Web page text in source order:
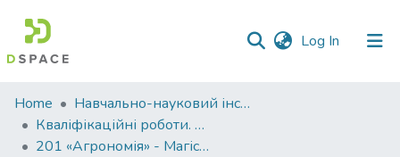
Log In (current)
Communities
&
Collections
Home
Навчально-науковий інститут агротехнологій, селекції та екології
Кваліфікаційні роботи. ННІ агротехнологій, селекції та екології
201 «Агрономія» - Магістри 2023-2024